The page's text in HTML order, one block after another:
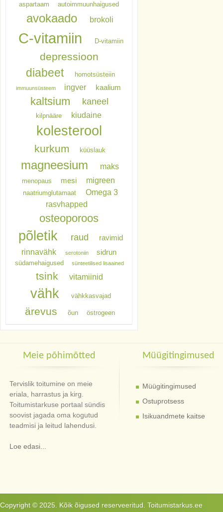
aspartaam autoimmuunhaigused
avokaado brokoli
C-vitamiin D-vitamiin
depressioon
diabeet homotsüsteiin
immuunsüsteem ingver kaalium
kaltsium kaneel
kilpnääre kiudaine
kolesterool
kurkum küüslauk
magneesium maks
menopaus mesi migreen
naatriumglutamaat
Omega 3
rasvhapped
osteoporoos
põletik raud ravimid
rinnavähk serotoniin sidrun
südamehaigused sünteetilised lisaained
tsink vitamiinid
vähk vähkkasvajad
ärevus õun östrogeen
Meie põhimõtted
Tervislik toitumine on meie
eriala, harrastus ja kirg.
Toitumistarkuse portaal sündis
soovist jagada oma kogutud
teadmisi ja leitud lahendusi.
Loe edasi...
Müügitingimused
Müügitingimused
Ostuprotsess
Isikuandmete kaitse
Copyright © 2025. Kõik õigused reserveeritud. Toitumistarkus.ee